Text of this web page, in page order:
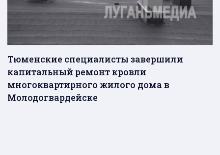
Тюменские специалисты завершили
капитальный ремонт кровли
многоквартирного жилого дома в
Молодогвардейске